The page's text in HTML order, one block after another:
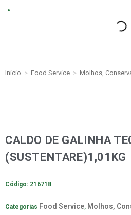
Início > Food Service > Molhos,
CALDO DE GALINHA
(SUSTENTARE)1,01KG
Código: 216718
Categorias Food Service, Molhos,